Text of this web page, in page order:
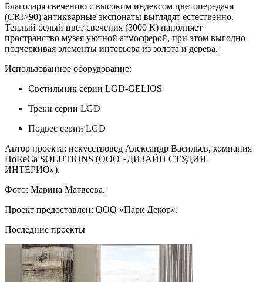
Благодаря свечению с высоким индексом цветопередачи
(CRI>90) антикварные экспонаты выглядят естественно.
Теплый белый цвет свечения (3000 К) наполняет
пространство музея уютной атмосферой, при этом выгодно
подчеркивая элементы интерьера из золота и дерева.
Использованное оборудование:
Светильник серии LGD-GELIOS
Треки серии LGD
Подвес серии LGD
Автор проекта: искусствовед Александр Васильев, компания
HoReCa SOLUTIONS (ООО «ДИЗАЙН СТУДИЯ-
ИНТЕРИО»).
Фото: Марина Матвеева.
Проект предоставлен: ООО «Парк Декор».
Последние проекты